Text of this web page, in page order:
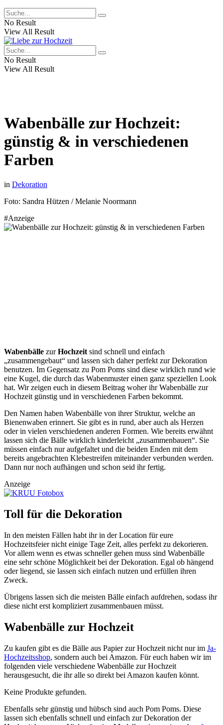
No Result
View All Result
No Result
View All Result
Wabenbälle zur Hochzeit:
günstig & in verschiedenen
Farben
in Dekoration
Foto: Sandra Hützen / Melanie Noormann
#Anzeige
Wabenbälle zurHochzeit sind schnell und einfach
„zusammengebaut“ und lassen sich daher perfekt zur Dekoration
benutzen. Im Gegensatz zu Pom Poms sind diese wirklich rund wie
eine Kugel, die durch das Wabenmuster einen ganz speziellen Look
hat. Wir zeigen euch in diesem Beitrag woher ihr Wabenbälle zur
Hochzeit günstig und in verschiedenen Farben bekommt.
Den Namen haben Wabenbälle von ihrer Struktur, welche an
Bienenwaben erinnert. Sie gibt es in rund, aber auch als Herzen
oder in vielen verschiedenen anderen Formen. Wie bereits erwähnt
lassen sich die Bälle wirklich kinderleicht „zusammenbauen“. Sie
müssen einfach nur aufgefaltet und die beiden Enden mit dem
bereits angebrachten Klebestreifen miteinander verbunden werden.
Dann nur noch aufhängen und schon seid ihr fertig.
Anzeige
Toll für die Dekoration
In den meisten Fällen habt ihr in der Location für eure
Hochzeitsfeier nicht einige Tage Zeit, alles perfekt zu dekorieren.
Vor allem wenn es etwas schneller gehen muss sind Wabenbälle
eine sehr schöne Möglichkeit bei der Dekoration. Egal ob hängend
oder liegend, sie lassen sich einfach nutzen und erfüllen ihren
Zweck.
Übrigens lassen sich die meisten Bälle einfach aufdrehen, sodass ihr
diese nicht erst kompliziert zusammenbauen müsst.
Wabenbälle zur Hochzeit
Zu kaufen gibt es die Bälle aus Papier zur Hochzeit nicht nur im Ja-
Hochzeitsshop, sondern auch bei Amazon. Für euch haben wir im
folgenden viele verschiedene Wabenbälle zur Hochzeit
herausgesucht, die ihr alle so direkt bei Amazon kaufen könnt.
Keine Produkte gefunden.
Ebenfalls sehr günstig und hübsch sind auch Pom Poms. Diese
lassen sich ebenfalls schnell und einfach zur Dekoration der